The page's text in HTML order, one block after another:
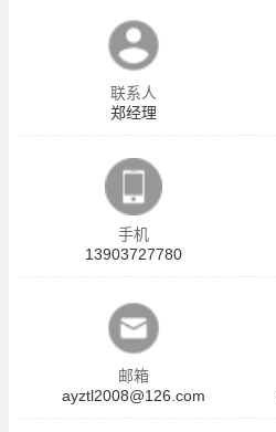
联系人
郑经理
手机
13903727780
邮箱
ayztl2008@126.com